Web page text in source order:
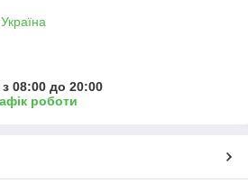
08:00 до 20:00
роботи